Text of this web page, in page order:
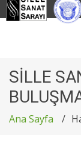
SİLLE
Ana Sayfa